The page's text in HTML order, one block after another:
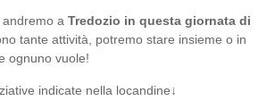
a Tredozio in questa giornata di
tante attività, potremo stare insieme o in
ognuno vuole!
indicate nella locandine↓